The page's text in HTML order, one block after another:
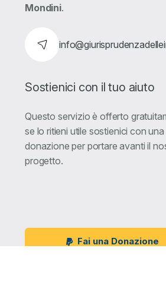
Mondini.
Sostienici con il tuo aiuto
Questo servizio è offerto
se lo ritieni utile sostienici con una
donazione per portare avanti il
progetto.
Fai una Donazione